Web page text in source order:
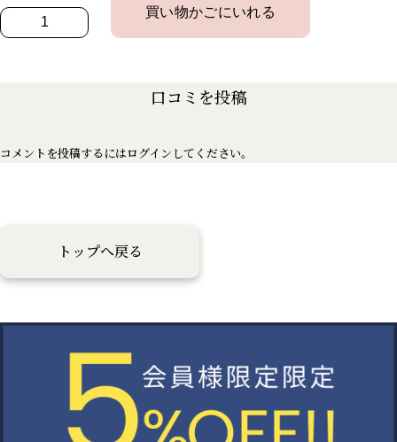
口コミを投稿
コメントを投稿するにはログイン してください。
トップへ戻る